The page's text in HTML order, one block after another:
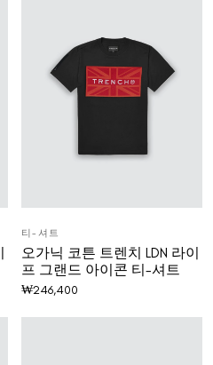
티-셔트
오가닉 코튼 트렌치 LDN 라이
프 그랜드 아이콘 티-셔트
₩246,400